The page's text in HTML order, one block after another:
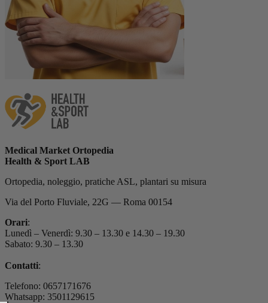
Medical Market Ortopedia
Health & Sport LAB
Ortopedia, noleggio, pratiche ASL, plantari su misura
Via del Porto Fluviale, 22G — Roma 00154
Orari:
Lunedì – Venerdì: 9.30 – 13.30 e 14.30 – 19.30
Sabato: 9.30 – 13.30
Contatti:
Telefono: 0657171676
Whatsapp: 3501129615